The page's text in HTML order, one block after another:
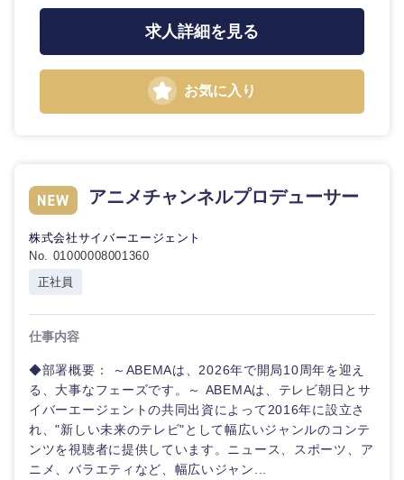
求人詳細を見る
お気に入り
アニメチャンネルプロデューサー
株式会社サイバーエージェント
No. 01000008001360
正社員
仕事内容
◆部署概要： ～ABEMAは、2026年で開局10周年を迎え
る、大事なフェーズです。～ ABEMAは、テレビ朝日とサ
イバーエージェントの共同出資によって2016年に設立さ
れ、"新しい未来のテレビ"として幅広いジャンルのコンテ
ンツを視聴者に提供しています。ニュース、スポーツ、ア
ニメ、バラエティなど、幅広いジャン...